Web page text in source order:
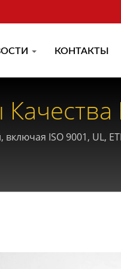
КОНТАКТЫ
ISO 9001, UL,